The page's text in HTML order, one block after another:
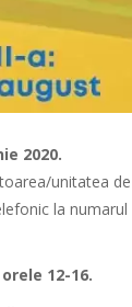
2020.
unitatea
la
12-16.